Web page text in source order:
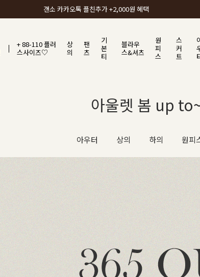
갠소에서 가장 많이 사랑받는 BEST ITEM
+ 88-110 플러
스사이즈♡
상
의
팬
츠
기
본
티
블라우
스&셔츠
원
피
스
스
커
트
아울렛 봄 up
아우터 상의 하의 원피